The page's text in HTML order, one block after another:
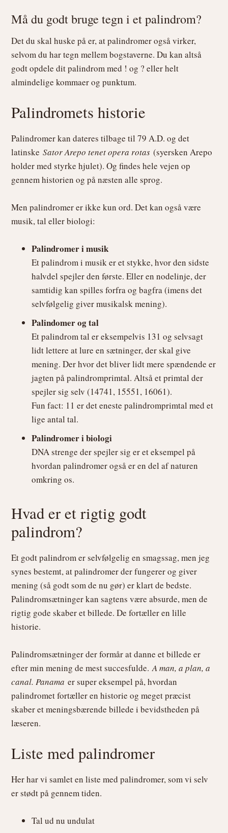
Må du godt bruge tegn i et palindrom?
Det du skal huske på er, at palindromer også virker,
selvom du har tegn mellem bogstaverne. Du kan altså
godt opdele dit palindrom med ! og ? eller helt
almindelige kommaer og punktum.
Palindromets historie
Palindromer kan dateres tilbage til 79 A.D. og det
latinskeSator Arepo tenet opera rotas (syersken Arepo
holder med styrke hjulet). Og findes hele vejen op
gennem historien og på næsten alle sprog.
Men palindromer er ikke kun ord. Det kan også være
musik, tal eller biologi:
Palindromer i musik
Et palindrom i musik er et stykke, hvor den sidste
halvdel spejler den første. Eller en nodelinje, der
samtidig kan spilles forfra og bagfra (imens det
selvfølgelig giver musikalsk mening).
Palindomer og tal
Et palindrom tal er eksempelvis 131 og selvsagt
lidt lettere at lure en sætninger, der skal give
mening. Der hvor det bliver lidt mere spændende er
jagten på palindromprimtal. Altså et primtal der
spejler sig selv (14741, 15551, 16061).
Fun fact: 11 er det eneste palindromprimtal med et
lige antal tal.
Palindromer i biologi
DNA strenge der spejler sig er et eksempel på
hvordan palindromer også er en del af naturen
omkring os.
Hvad er et rigtig godt
palindrom?
Et godt palindrom er selvfølgelig en smagssag, men jeg
synes bestemt, at palindromer der fungerer og giver
mening (så godt som de nu gør) er klart de bedste.
Palindromsætninger kan sagtens være absurde, men de
rigtig gode skaber et billede. De fortæller en lille
historie.
Palindromsætninger der formår at danne et billede er
efter min mening de mest succesfulde.A man, a plan, a
canal. Panama er super eksempel på, hvordan
palindromet fortæller en historie og meget præcist
skaber et meningsbærende billede i bevidstheden på
læseren.
Liste med palindromer
Her har vi samlet en liste med palindromer, som vi selv
er stødt på gennem tiden.
Tal ud nu undulat